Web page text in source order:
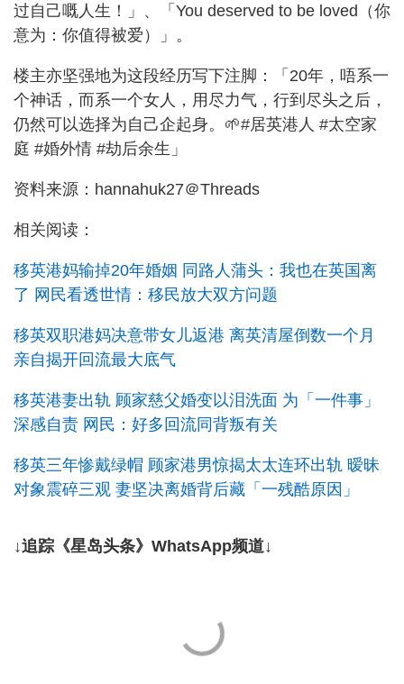
过自己嘅人生！」、「You deserved to be loved（你
意为：你值得被爱）」。
楼主亦坚强地为这段经历写下注脚：「20年，唔系一
个神话，而系一个女人，用尽力气，行到尽头之后，
仍然可以选择为自己企起身。🌱#居英港人 #太空家
庭 #婚外情 #劫后余生」
资料来源：hannahuk27＠Threads
相关阅读：
移英港妈输掉20年婚姻 同路人蒲头：我也在英国离
了 网民看透世情：移民放大双方问题
移英双职港妈决意带女儿返港 离英清屋倒数一个月
亲自揭开回流最大底气
移英港妻出轨 顾家慈父婚变以泪洗面 为「一件事」
深感自责 网民：好多回流同背叛有关
移英三年惨戴绿帽 顾家港男惊揭太太连环出轨 暧昧
对象震碎三观 妻坚决离婚背后藏「一残酷原因」
↓追踪《星岛头条》WhatsApp频道↓